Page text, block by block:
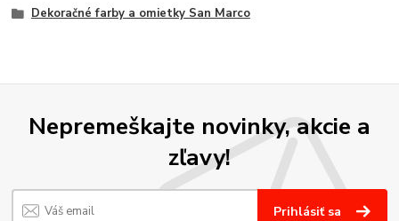
Dekoračné farby a omietky San Marco
Nepremeškajte novinky, akcie a
zľavy!
Prihlásiť sa